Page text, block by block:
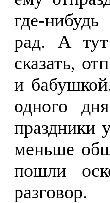
где-
рад. А
сказать,
и
одного
праздники
меньше
пошли
разговор.